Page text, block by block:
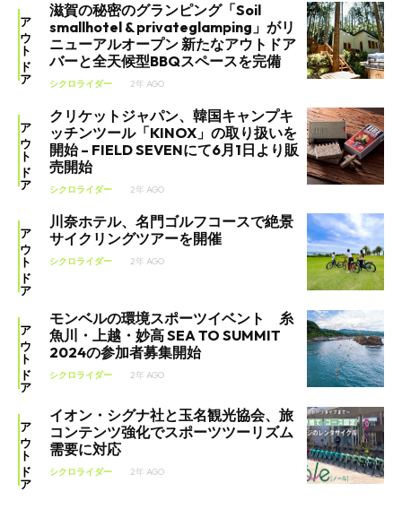
アウトドア
滋賀の秘密のグランピング「Soil
smallhotel & privateglamping」がリ
ニューアルオープン 新たなアウトドア
バーと全天候型BBQスペースを完備
シクロライダー 2年 AGO
アウトドア
クリケットジャパン、韓国キャンプキ
ッチンツール「KINOX」の取り扱いを
開始 – FIELD SEVENにて6月1日より販
売開始
シクロライダー 2年 AGO
アウトドア
川奈ホテル、名門ゴルフコースで絶景
サイクリングツアーを開催
シクロライダー 2年 AGO
アウトドア
モンベルの環境スポーツイベント 糸
魚川・上越・妙高 SEA TO SUMMIT
2024の参加者募集開始
シクロライダー 2年 AGO
アウトドア
イオン・シグナ社と玉名観光協会、旅
コンテンツ強化でスポーツツーリズム
需要に対応
シクロライダー 2年 AGO